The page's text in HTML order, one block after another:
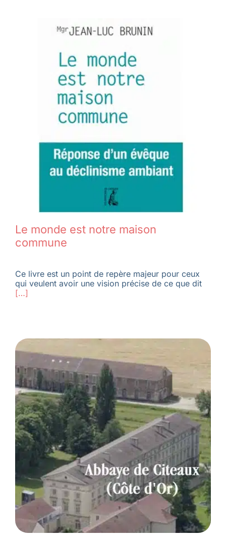
Le monde est notre maison
commune
Ce livre est un point de repère majeur pour ceux
qui veulent avoir une vision précise de ce que dit
[…]